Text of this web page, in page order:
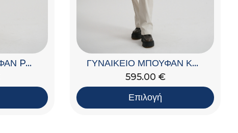
ΓΥΝΑΙΚΕΙΟ ΜΠΟΥΦΑΝ PADDED
ΓΥΝΑΙΚΕΙΟ ΜΠΟΥΦΑΝ ΚΑΠΙΤΟΝΕ ΜΕ ΚΟΥΚΟΥΛΑ
595.00 €
Επιλογή